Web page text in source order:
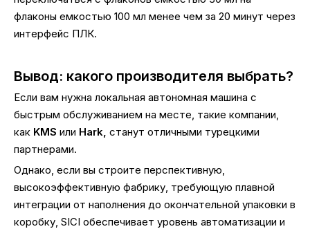
флаконы емкостью 100 мл менее чем за 20 минут через
интерфейс ПЛК.
Вывод: какого производителя выбрать?
Если вам нужна локальная автономная машина с
быстрым обслуживанием на месте, такие компании,
как KMS или Hark, станут отличными турецкими
партнерами.
Однако, если вы строите перспективную,
высокоэффективную фабрику, требующую плавной
интеграции от наполнения до окончательной упаковки в
коробку, SICI обеспечивает уровень автоматизации и